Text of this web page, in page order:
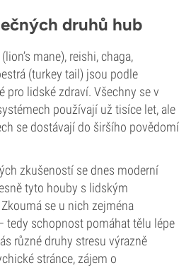
druhů hub
mane), reishi, chaga,
(turkey tail) jsou podle
pro lidské zdraví. Všechny se v
používají už tisíce let, ale
se dostávají do širšího povědomí
zkušeností se dnes moderní
tyto houby s lidským
se u nich zejména
tedy schopnost pomáhat tělu lépe
různé druhy stresu výrazně
stránce, zájem o